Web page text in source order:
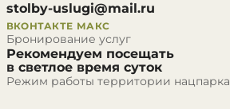
stolby-uslugi@mail.ru
ВКОНТАКТЕ МАКС
Бронирование услуг
Рекомендуем посещать
в светлое время суток
Режим работы территории нацпарка